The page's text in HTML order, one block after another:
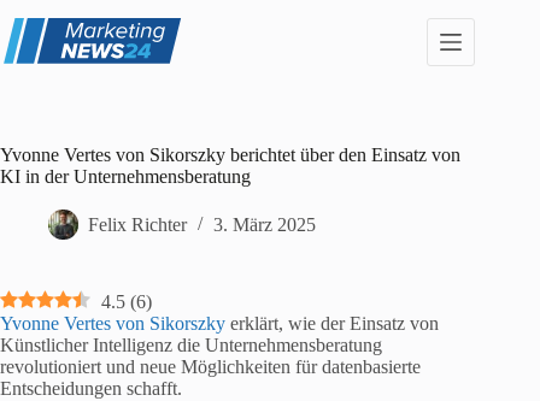
Inhalt
springen
Yvonne Vertes von Sikorszky berichtet über den Einsatz von
KI in der Unternehmensberatung
Felix Richter 3. März 2025
4.5 (6)
Yvonne Vertes von Sikorszky erklärt, wie der Einsatz von
Künstlicher Intelligenz die Unternehmensberatung
revolutioniert und neue Möglichkeiten für datenbasierte
Entscheidungen schafft.